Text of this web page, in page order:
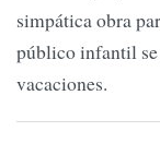
simpática obra
público infantil
vacaciones.